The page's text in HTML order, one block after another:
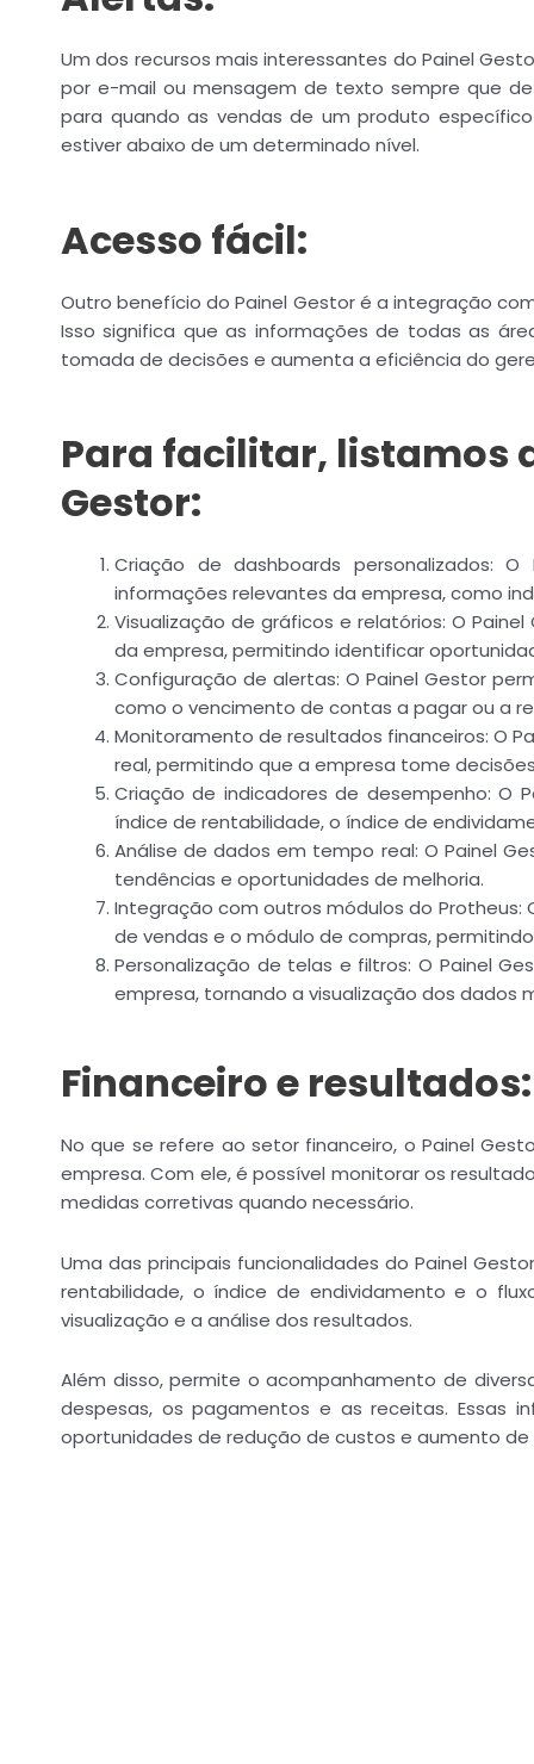
Um dos recursos mais interessantes do Painel
por e-mail ou mensagem de texto sempre que
para quando as vendas de um produto
estiver abaixo de um determinado nível.
Acesso fácil:
Outro benefício do Painel Gestor é a integração
Isso significa que as informações de todas as
tomada de decisões e aumenta a eficiência do
Para facilitar, listamos
Gestor:
Criação de dashboards personalizados:
informações relevantes da empresa, como
Visualização de gráficos e relatórios: O
da empresa, permitindo identificar
Configuração de alertas: O Painel Gestor
como o vencimento de contas a pagar ou a
Monitoramento de resultados financeiros: O
real, permitindo que a empresa tome
Criação de indicadores de desempenho: O
índice de rentabilidade, o índice de
Análise de dados em tempo real: O Painel
tendências e oportunidades de melhoria.
Integração com outros módulos do Protheus:
de vendas e o módulo de compras,
Personalização de telas e filtros: O Painel
empresa, tornando a visualização dos dados
Financeiro e resultados:
No que se refere ao setor financeiro, o Painel
empresa. Com ele, é possível monitorar os
medidas corretivas quando necessário.
Uma das principais funcionalidades do Painel
rentabilidade, o índice de endividamento e o
visualização e a análise dos resultados.
Além disso, permite o acompanhamento de
despesas, os pagamentos e as receitas. Essas
oportunidades de redução de custos e aumento de